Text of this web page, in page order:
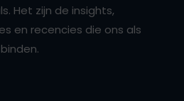
Het zijn de insights,
en recencies die ons als